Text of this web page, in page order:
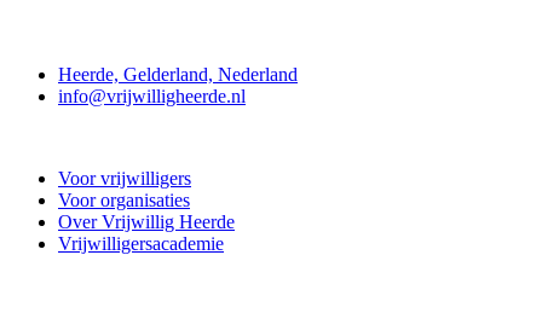
Heerde, Gelderland, Nederland
info@vrijwilligheerde.nl
Voor vrijwilligers
Voor organisaties
Over Vrijwillig Heerde
Vrijwilligersacademie